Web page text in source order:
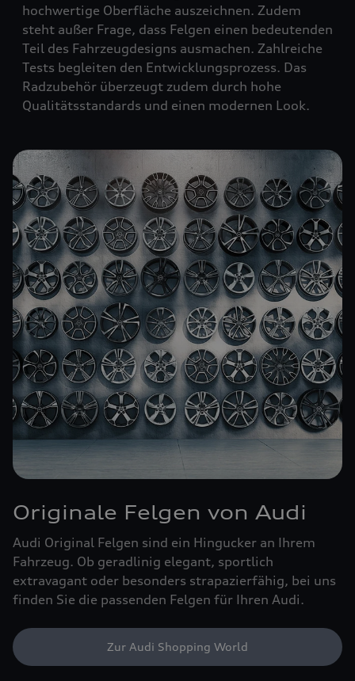
hochwertige Oberfläche auszeichnen. Zudem
steht außer Frage, dass Felgen einen bedeutenden
Teil des Fahrzeugdesigns ausmachen. Zahlreiche
Tests begleiten den Entwicklungsprozess. Das
Radzubehör überzeugt zudem durch hohe
Qualitätsstandards und einen modernen Look.
Originale Felgen von Audi
Audi Original Felgen sind ein Hingucker an Ihrem
Fahrzeug. Ob geradlinig elegant, sportlich
extravagant oder besonders strapazierfähig, bei uns
finden Sie die passenden Felgen für Ihren Audi.
Zur Audi Shopping World